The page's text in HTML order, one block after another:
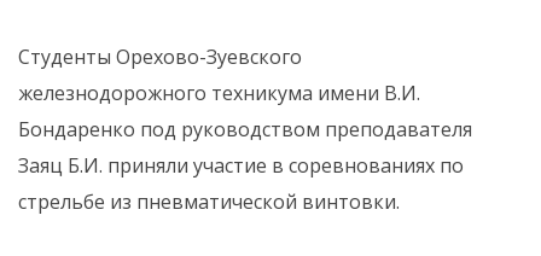
Студенты Орехово-Зуевского
железнодорожного техникума имени В.И.
Бондаренко под руководством преподавателя
Заяц Б.И. приняли участие в соревнованиях по
стрельбе из пневматической винтовки.